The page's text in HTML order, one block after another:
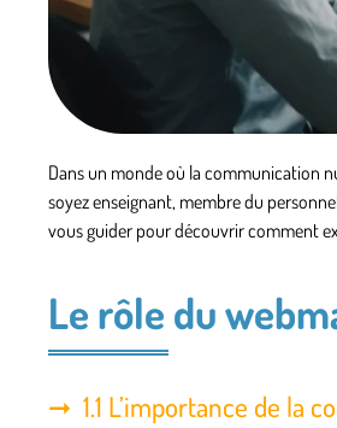
Dans un monde où la communication
soyez enseignant, membre du
vous guider pour découvrir comment
Le rôle du
1.1 L’importance de la